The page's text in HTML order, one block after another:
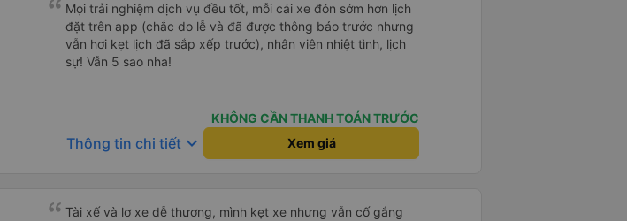
Mọi trải nghiệm dịch vụ đều tốt, mỗi cái xe đón sớm hơn lịch
đặt trên app (chắc do lễ và đã được thông báo trước nhưng
vẫn hơi kẹt lịch đã sắp xếp trước), nhân viên nhiệt tình, lịch
sự! Vẫn 5 sao nha!
KHÔNG CẦN THANH TOÁN TRƯỚC
Thông tin chi tiết keyboard_arrow_down Xem giá
Tài xế và lơ xe dễ thương, mình kẹt xe nhưng vẫn cố gắng